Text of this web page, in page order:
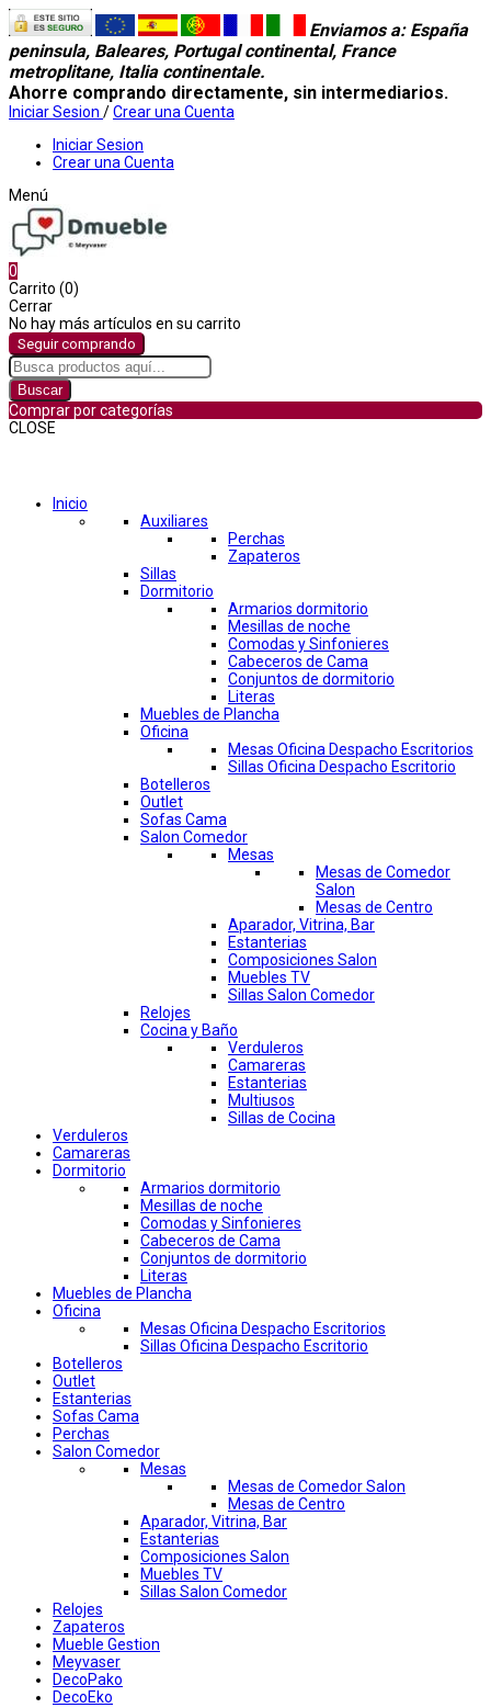
Enviamos a: España
peninsula, Baleares, Portugal continental, France
metroplitane, Italia continentale.
Ahorre comprando directamente, sin intermediarios.
Iniciar Sesion /Crear una Cuenta
Iniciar Sesion
Crear una Cuenta
Menú
0
Carrito (0)
Cerrar
No hay más artículos en su carrito
Seguir comprando
Buscar
Comprar por categorías
CLOSE
Inicio
Auxiliares
Perchas
Zapateros
Sillas
Dormitorio
Armarios dormitorio
Mesillas de noche
Comodas y Sinfonieres
Cabeceros de Cama
Conjuntos de dormitorio
Literas
Muebles de Plancha
Oficina
Mesas Oficina Despacho Escritorios
Sillas Oficina Despacho Escritorio
Botelleros
Outlet
Sofas Cama
Salon Comedor
Mesas
Mesas de Comedor
Salon
Mesas de Centro
Aparador, Vitrina, Bar
Estanterias
Composiciones Salon
Muebles TV
Sillas Salon Comedor
Relojes
Cocina y Baño
Verduleros
Camareras
Estanterias
Multiusos
Sillas de Cocina
Verduleros
Camareras
Dormitorio
Armarios dormitorio
Mesillas de noche
Comodas y Sinfonieres
Cabeceros de Cama
Conjuntos de dormitorio
Literas
Muebles de Plancha
Oficina
Mesas Oficina Despacho Escritorios
Sillas Oficina Despacho Escritorio
Botelleros
Outlet
Estanterias
Sofas Cama
Perchas
Salon Comedor
Mesas
Mesas de Comedor Salon
Mesas de Centro
Aparador, Vitrina, Bar
Estanterias
Composiciones Salon
Muebles TV
Sillas Salon Comedor
Relojes
Zapateros
Mueble Gestion
Meyvaser
DecoPako
DecoEko